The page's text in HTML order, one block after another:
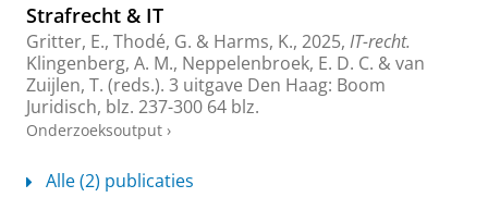
Strafrecht & IT
Gritter, E., Thodé, G. & Harms, K., 2025, IT-recht.
Klingenberg, A. M., Neppelenbroek, E. D. C. & van
Zuijlen, T. (reds.). 3 uitgave Den Haag: Boom
Juridisch, blz. 237-300 64 blz.
Onderzoeksoutput ›
Alle (2) publicaties